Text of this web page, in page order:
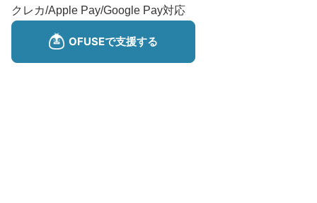
クレカ/Apple Pay/Google Pay対応